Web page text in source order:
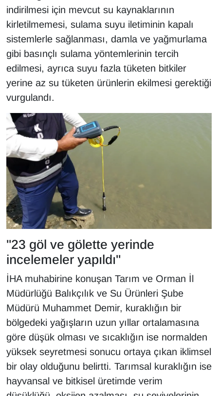
indirilmesi için mevcut su kaynaklarının
kirletilmemesi, sulama suyu iletiminin kapalı
sistemlerle sağlanması, damla ve yağmurlama
gibi basınçlı sulama yöntemlerinin tercih
edilmesi, ayrıca suyu fazla tüketen bitkiler
yerine az su tüketen ürünlerin ekilmesi gerektiği
vurgulandı.
"23 göl ve gölette yerinde
incelemeler yapıldı"
İHA muhabirine konuşan Tarım ve Orman İl
Müdürlüğü Balıkçılık ve Su Ürünleri Şube
Müdürü Muhammet Demir, kuraklığın bir
bölgedeki yağışların uzun yıllar ortalamasına
göre düşük olması ve sıcaklığın ise normalden
yüksek seyretmesi sonucu ortaya çıkan iklimsel
bir olay olduğunu belirtti. Tarımsal kuraklığın ise
hayvansal ve bitkisel üretimde verim
TEBRİK
TEKNOLOJİ
Turizm
VAN'DA SPOR
Vasıta
YAŞAM
YEREL